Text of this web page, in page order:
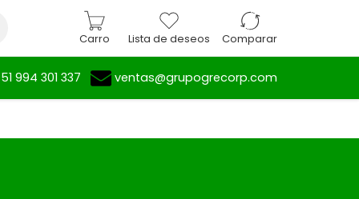
Iniciar sesión / Registrarse
Carro Lista de deseos Comparar
994 301 337 ventas@grupogrecorp.com